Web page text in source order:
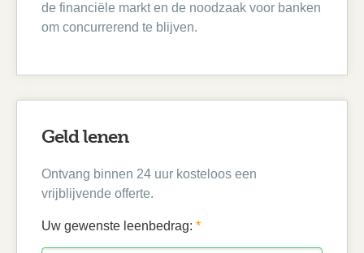
de financiële markt en de noodzaak voor banken
om concurrerend te blijven.
Geld lenen
Ontvang binnen 24 uur kosteloos een
vrijblijvende offerte.
Uw gewenste leenbedrag: *